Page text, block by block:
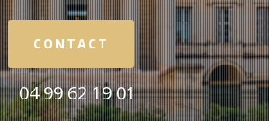
CONTACT
04 99 62 19 01